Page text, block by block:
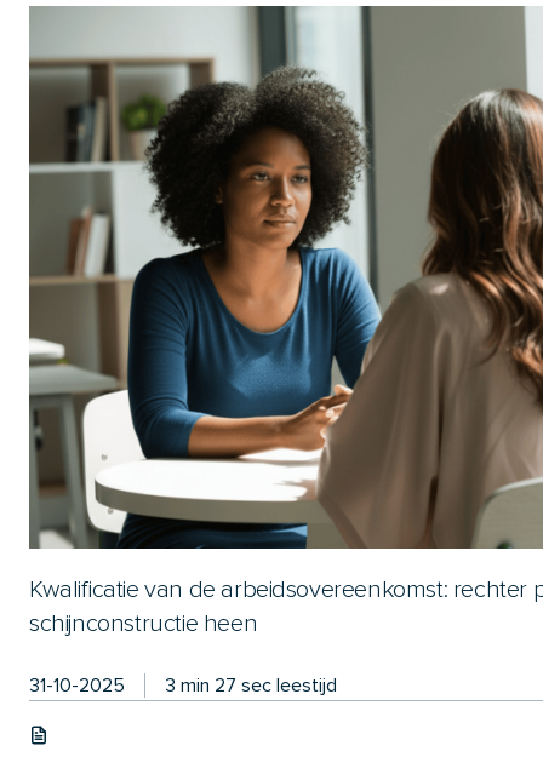
Kwalificatie van de arbeidsovereenkomst: rechter
schijnconstructie heen
31-10-2025 3 min 27 sec leestijd